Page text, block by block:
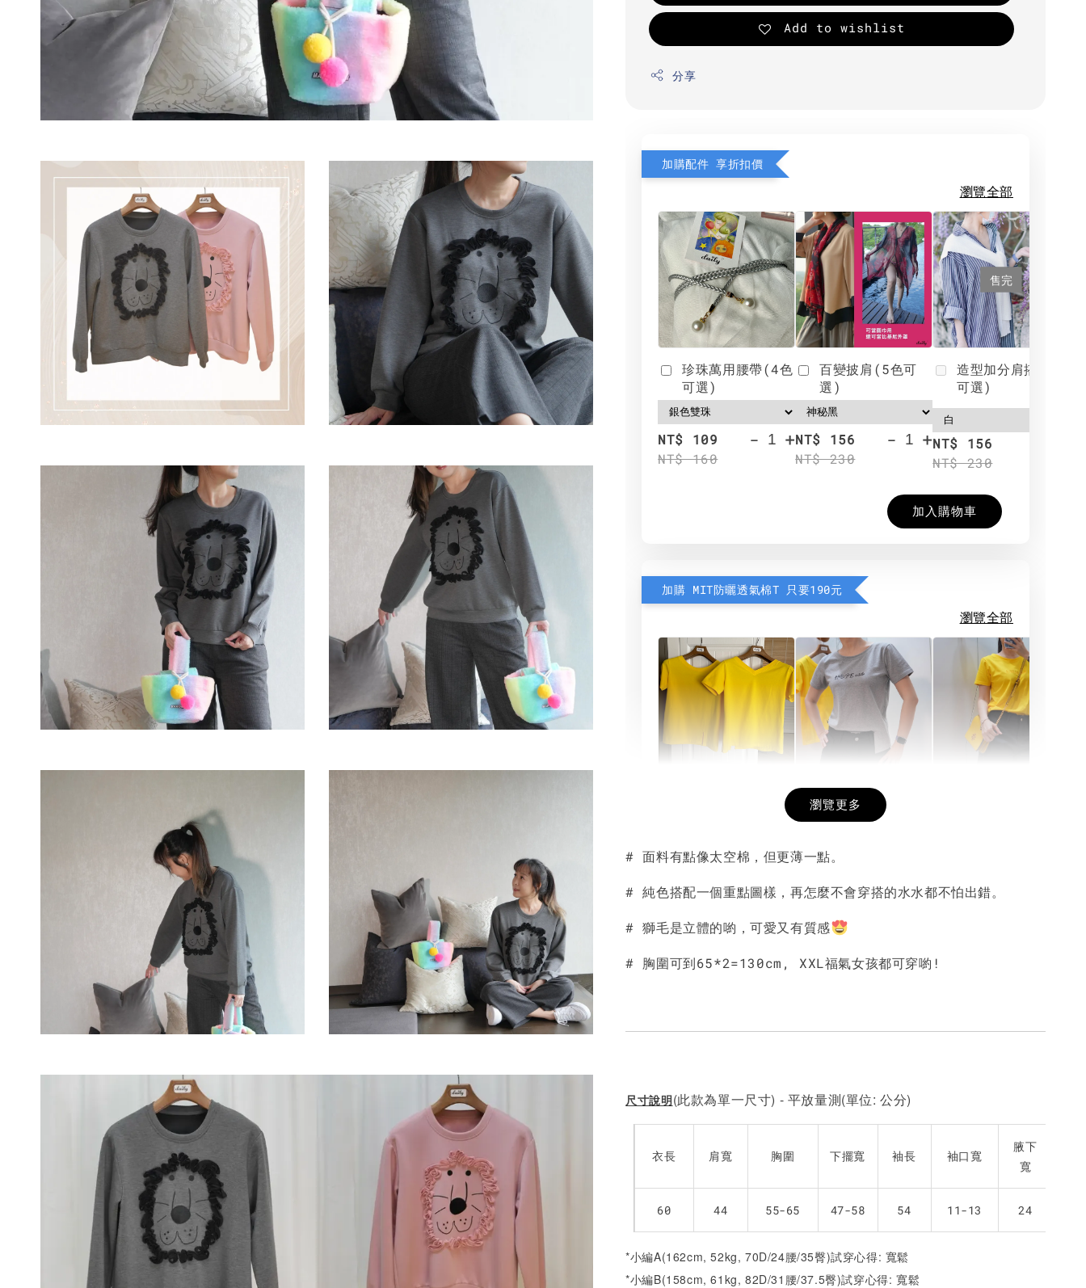
Add to wishlist
分享
加購配件 享折扣價
瀏覽全部
珍珠萬用腰帶(4色
可選)
NT$ 109
NT$ 160
- +
百變披肩(5色可
選)
NT$ 156
NT$ 230
- +
售完
造型加分肩搭(4色
可選)
NT$ 156
NT$ 230
加入購物車
加購 MIT防曬透氣棉T 只要190元
瀏覽全部
NT$ 190
NT$ 450
- +
希望相隨雙面T
NT$ 190
NT$ 450
NT$ 450
瀏覽更多
# 面料有點像太空棉，但更薄一點。
# 純色搭配一個重點圖樣，再怎麼不會穿搭的水水都不怕出錯。
# 獅毛是立體的喲，可愛又有質感
# 胸圍可到65*2=130cm, XXL福氣女孩都可穿喲!
尺寸說明(此款為單一尺寸) - 平放量測(單位: 公分)
衣長 肩寬 胸圍 下擺寬 袖長 袖口寬
腋下
寬
60 44 55-65 47-58 54 11-13 24
*小編A(162cm, 52kg, 70D/24腰/35臀)試穿心得: 寬鬆
*小編B(158cm, 61kg, 82D/31腰/37.5臀)試穿心得: 寬鬆